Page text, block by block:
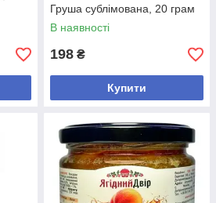
Груша сублімована, 20 грам
В наявності
198 ₴
Купити